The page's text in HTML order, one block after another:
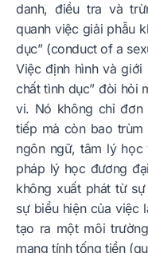
danh, điều tra và
quanh việc giải phẫu
dục” (conduct of a
Việc định hình và giới
chất tình dục” đòi hỏi
vi. Nó không chỉ
tiếp mà còn bao
ngôn ngữ, tâm lý học
pháp lý học đương
không xuất phát từ
sự biểu hiện của việc
tạo ra một môi
mang tính tống tiền